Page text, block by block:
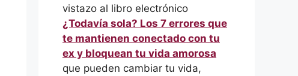
vistazo al libro electrónico
¿Todavía sola? Los 7 errores que
te mantienen conectado con tu
ex y bloquean tu vida amorosa
que pueden cambiar tu vida,